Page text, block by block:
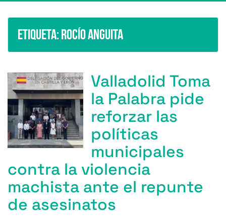
Etiqueta:Rocío Anguita
Valladolid Toma
la Palabra pide
reforzar las
políticas
municipales
contra la violencia
machista ante el repunte
de asesinatos